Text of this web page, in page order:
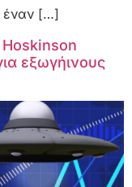
έναν […]
Hoskinson
εξωγήινους